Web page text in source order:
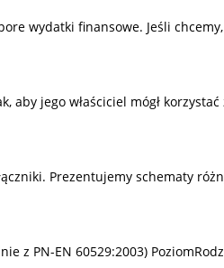
wydatki finansowe. Jeśli
aby jego właściciel mógł
Prezentujemy schematy
z PN-EN 60529:2003)